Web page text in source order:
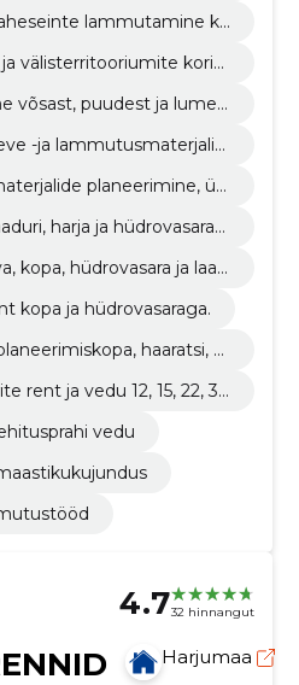
lammutamine ko
välisterritooriumite korist
võsast, puudest ja lumes
-ja lammutusmaterjalid
planeerimine, ü
harja ja hüdrovasarag
kopa, hüdrovasara ja laad
kopa ja hüdrovasaraga.
haaratsi, b
rent ja vedu 12, 15, 22, 30
vedu
4.732 hinnangut
Harjumaa